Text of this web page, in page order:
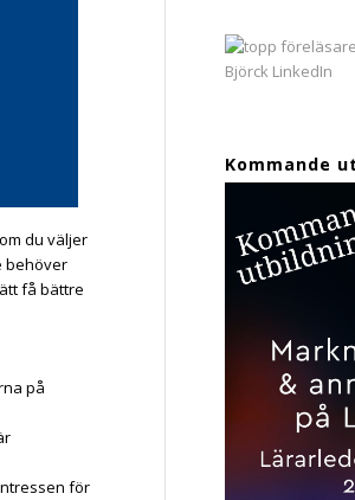
du väljer
behöver
få bättre
på
för
Kommande